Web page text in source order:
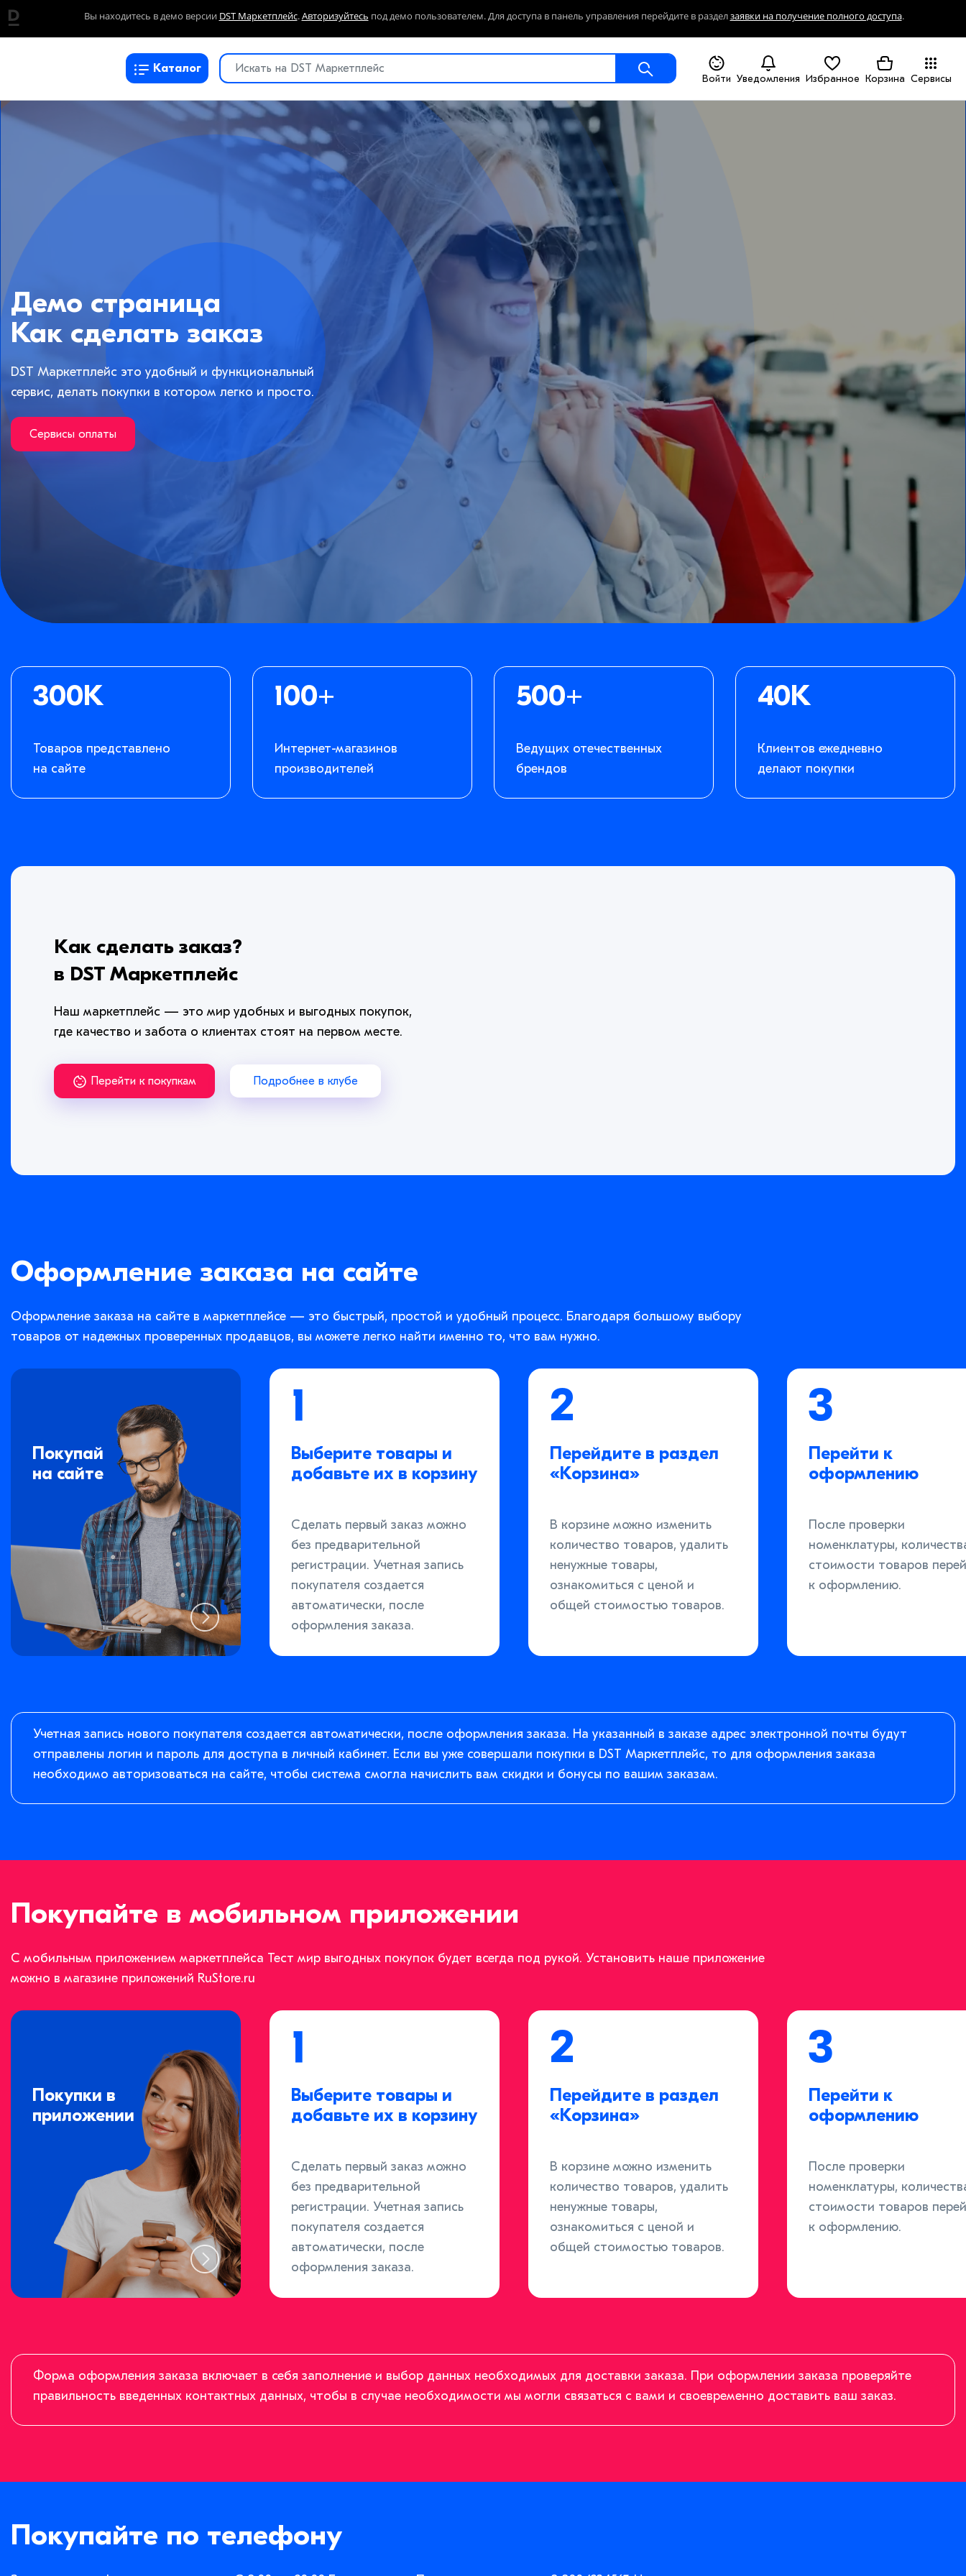
Вы находитесь в демо версии DST Маркетплейс.Авторизуйтесь под демо пользователем. Для доступа в панель управления перейдите в разделзаявки на получение полного доступа.
Каталог
Войти Уведомления Избранное Корзина Сервисы
Демо страница
Как сделать заказ
DST Маркетплейс это удобный и функциональный
сервис, делать покупки в котором легко и просто.
Сервисы оплаты
300K
Товаров представлено
на сайте
100+
Интернет-магазинов
производителей
500+
Ведущих отечественных
брендов
40K
Клиентов ежедневно
делают покупки
Как сделать заказ?
в DST Маркетплейс
Наш маркетплейс — это мир удобных и выгодных покупок,
где качество и забота о клиентах стоят на первом месте.
Перейти к покупкам Подробнее в клубе
Оформление заказа на сайте
Оформление заказа на сайте в маркетплейсе — это быстрый, простой и удобный процесс. Благодаря большому выбору
товаров от надежных проверенных продавцов, вы можете легко найти именно то, что вам нужно.
Покупай
на сайте
1
Выберите товары и
добавьте их в корзину
Сделать первый заказ можно
без предварительной
регистрации. Учетная запись
покупателя создается
автоматически, после
оформления заказа.
2
Перейдите в раздел
«Корзина»
В корзине можно изменить
количество товаров, удалить
ненужные товары,
ознакомиться с ценой и
общей стоимостью товаров.
3
Перейти к
оформлению
После проверки
номенклатуры,
стоимости товаров
к оформлению.
Учетная запись нового покупателя создается автоматически, после оформления заказа. На указанный в заказе адрес электронной почты будут
отправлены логин и пароль для доступа в личный кабинет. Если вы уже совершали покупки в DST Маркетплейс, то для оформления заказа
необходимо авторизоваться на сайте, чтобы система смогла начислить вам скидки и бонусы по вашим заказам.
Покупайте в мобильном приложении
С мобильным приложением маркетплейса Тест мир выгодных покупок будет всегда под рукой. Установить наше приложение
можно в магазине приложений RuStore.ru
Покупки в
приложении
1
Выберите товары и
добавьте их в корзину
Сделать первый заказ можно
без предварительной
регистрации. Учетная запись
покупателя создается
автоматически, после
оформления заказа.
2
Перейдите в раздел
«Корзина»
В корзине можно изменить
количество товаров, удалить
ненужные товары,
ознакомиться с ценой и
общей стоимостью товаров.
3
Перейти к
оформлению
После проверки
номенклатуры,
стоимости товаров
к оформлению.
Форма оформления заказа включает в себя заполнение и выбор данных необходимых для доставки заказа. При оформлении заказа проверяйте
правильность введенных контактных данных, чтобы в случае необходимости мы могли связаться с вами и своевременно доставить ваш заказ.
Покупайте по телефону